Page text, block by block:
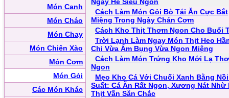
Món Canh
Món Cháo
Món Chay
Món Chiên Xào
Món Cơm
Món Gỏi
Các Món Khác
Cách Làm Món Gỏi Bò Tái Ăn Cực Bắt
Miệng Trong Ngày Chán Cơm
Cách Kho Thịt Thơm Ngon Cho Buổi
Trời Lạnh Làm Ngay Món Thịt Heo
Chi Vừa Ấm Bụng Vừa Ngon Miệng
Cách Làm Món Trứng Kho Mới Lạ
Ngon
Mẹo Kho Cá Với Chuối Xanh Bằng
Suất: Cá Ăn Rất Ngon, Xương Nát Nhừ
Thịt Vẫn Săn Chắc